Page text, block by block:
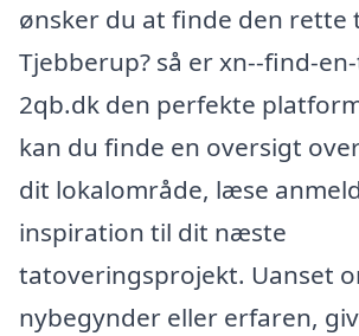
ønsker du at finde den rette
Tjebberup? så er xn--find-
2qb.dk den perfekte
kan du finde en oversigt
dit lokalområde, læse
inspiration til dit næste
tatoveringsprojekt. Uanset
nybegynder eller erfaren,